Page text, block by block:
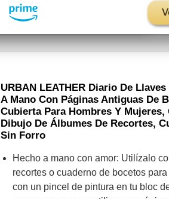
URBAN LEATHER Diario De
A Mano Con Páginas Antiguas De
Cubierta Para Hombres Y Mujeres,
Dibujo De Álbumes De Recortes,
Sin Forro
Hecho a mano con amor: Utilízalo
recortes o cuaderno de bocetos
con un pincel de pintura en tu bloc